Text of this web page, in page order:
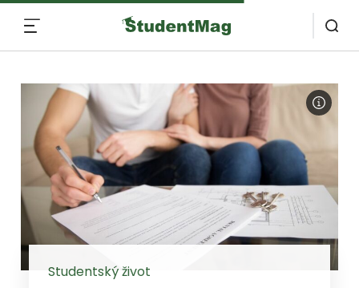
Studentský život